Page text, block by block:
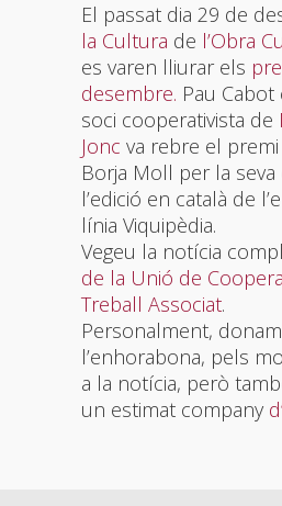
El passat dia 29 de
la Cultura de l’Obra
es varen lliurar els
desembre. Pau
soci cooperativista de
Jonc va rebre el
Borja Moll per la
l’edició en català de
línia Viquipèdia.
Vegeu la notícia
de la Unió de
Treball Associat.
Personalment,
l’enhorabona, pels
a la notícia, però
un estimat company